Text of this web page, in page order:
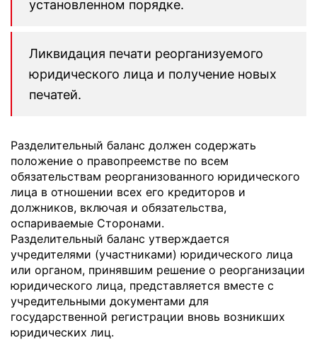
установленном порядке.
Ликвидация печати реорганизуемого
юридического лица и получение новых
печатей.
Разделительный баланс должен содержать
положение о правопреемстве по всем
обязательствам реорганизованного юридического
лица в отношении всех его кредиторов и
должников, включая и обязательства,
оспариваемые Сторонами.
Разделительный баланс утверждается
учредителями (участниками) юридического лица
или органом, принявшим решение о реорганизации
юридического лица, представляется вместе с
учредительными документами для
государственной регистрации вновь возникших
юридических лиц.